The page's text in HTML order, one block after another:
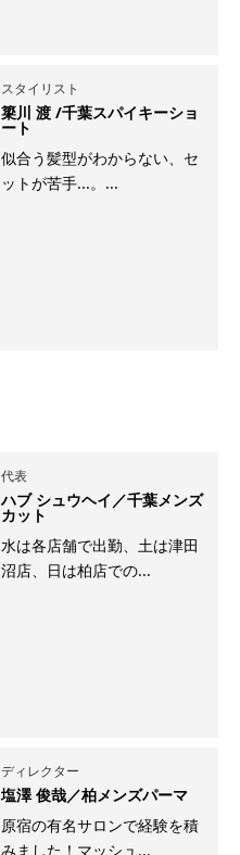
スタイリスト
簗川 渡 /千葉スパイキーショ
ート
似合う髪型がわからない、セ
ットが苦手...。...
代表
ハブ シュウヘイ／千葉メンズ
カット
水は各店舗で出勤、土は津田
沼店、日は柏店での...
ディレクター
塩澤 俊哉／柏メンズパーマ
原宿の有名サロンで経験を積
みました！マッシュ...